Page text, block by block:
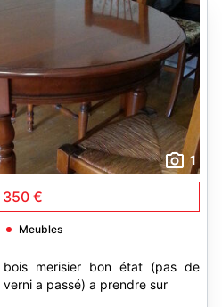
1
350 €
Meubles
merisier bon état (pas de
a passé) a prendre sur